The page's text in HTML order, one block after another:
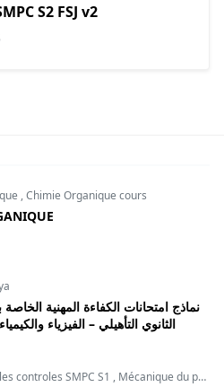
S2 FSJ v2
,Chimie Organique cours
نماذج امتحانات الكفاءة المهنية الخاصة
الثانوي التأهيلي – الفيزياء
les controles SMPC S1 , Mécanique du point